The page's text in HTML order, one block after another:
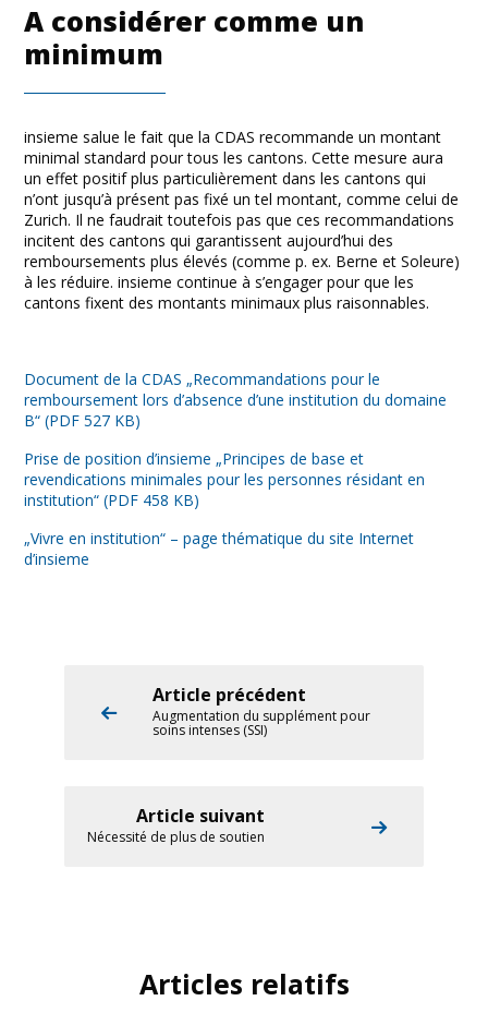
A considérer comme un
minimum
insieme salue le fait que la CDAS recommande un montant
minimal standard pour tous les cantons. Cette mesure aura
un effet positif plus particulièrement dans les cantons qui
n’ont jusqu’à présent pas fixé un tel montant, comme celui de
Zurich. Il ne faudrait toutefois pas que ces recommandations
incitent des cantons qui garantissent aujourd’hui des
remboursements plus élevés (comme p. ex. Berne et Soleure)
à les réduire. insieme continue à s’engager pour que les
cantons fixent des montants minimaux plus raisonnables.
Document de la CDAS „Recommandations pour le
remboursement lors d’absence d’une institution du domaine
B“ (PDF 527 KB)
Prise de position d’insieme „Principes de base et
revendications minimales pour les personnes résidant en
institution“ (PDF 458 KB)
„Vivre en institution“ – page thématique du site Internet
d’insieme
Article précédent
Augmentation du supplément pour
soins intenses (SSI)
Article suivant
Nécessité de plus de soutien
Articles relatifs